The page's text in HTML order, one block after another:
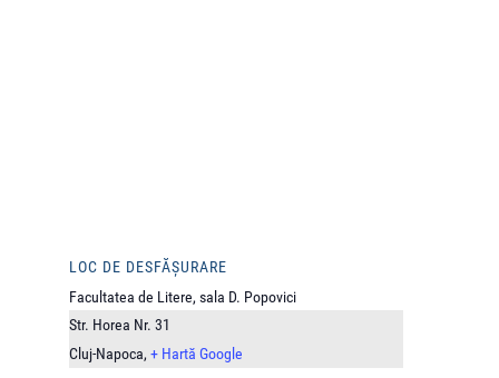
LOC DE DESFĂȘURARE
Facultatea de Litere, sala D. Popovici
Str. Horea Nr. 31
Cluj-Napoca, + Hartă Google